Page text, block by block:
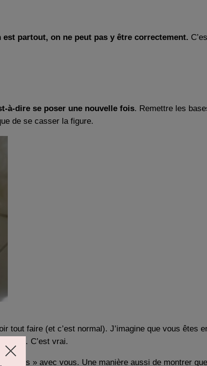
partout, on ne peut pas y être correctement.
à-dire se poser une nouvelle fois. Remettre les
de se casser la figure.
tout faire (et c’est normal). J’imagine que vous êtes
blog… C’est vrai.
» avec vous. Une manière aussi de montrer